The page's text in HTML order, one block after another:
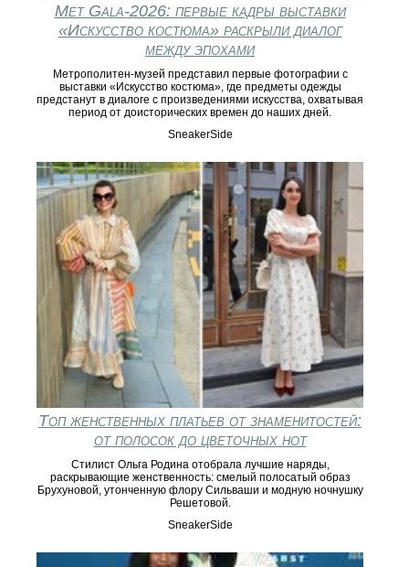
Met Gala-2026: первые кадры выставки
«Искусство костюма» раскрыли диалог
между эпохами
Метрополитен-музей представил первые фотографии с
выставки «Искусство костюма», где предметы одежды
предстанут в диалоге с произведениями искусства, охватывая
период от доисторических времен до наших дней.
SneakerSide
Топ женственных платьев от знаменитостей:
от полосок до цветочных нот
Стилист Ольга Родина отобрала лучшие наряды,
раскрывающие женственность: смелый полосатый образ
Брухуновой, утонченную флору Сильваши и модную ночнушку
Решетовой.
SneakerSide